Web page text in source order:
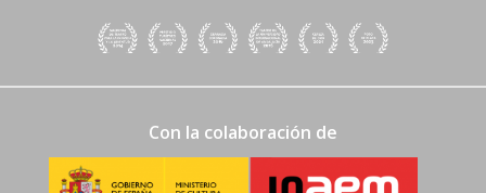
Con la colaboración de